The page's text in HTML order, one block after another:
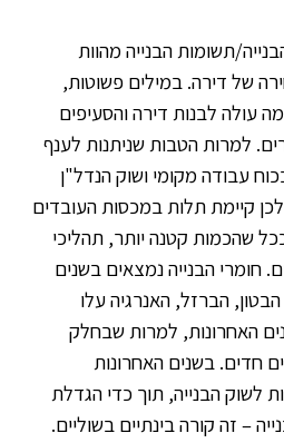
תשומות הבנייה מהוות
25%-30% ממחירה של דירה. במילים פשוטות,
עולה לבנות דירה והסעיפים
למרות הטבות שניתנות לענף
עבודה מקומי ושוק הנדל"ן
קיימת תלות במכסות העובדים
שהכמות קטנה יותר, תהליכי
חומרי הבנייה נמצאים בשנים
הברזל, האנרגיה עלו
האחרונות, למרות שבחלק
חדים. בשנים האחרונות
לשוק הבנייה, תוך כדי הגדלת
– זה קורה בינתיים בשוליים.